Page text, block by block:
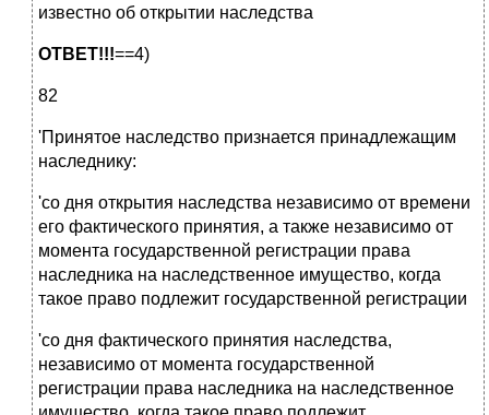
известно об открытии наследства
ОТВЕТ!!!==4)
82
'Принятое наследство признается принадлежащим
наследнику:
'со дня открытия наследства независимо от времени
его фактического принятия, а также независимо от
момента государственной регистрации права
наследника на наследственное имущество, когда
такое право подлежит государственной регистрации
'со дня фактического принятия наследства,
независимо от момента государственной
регистрации права наследника на наследственное